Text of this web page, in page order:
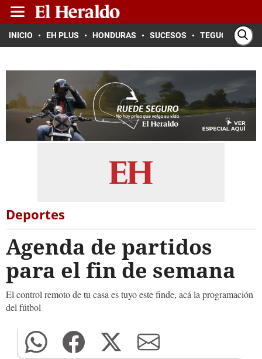
INICIO EH PLUS HONDURAS SUCESOS TEGUCIGALPA
Deportes
Agenda de partidos
para el fin de semana
El control remoto de tu casa es tuyo este finde, acá la programación
del fútbol